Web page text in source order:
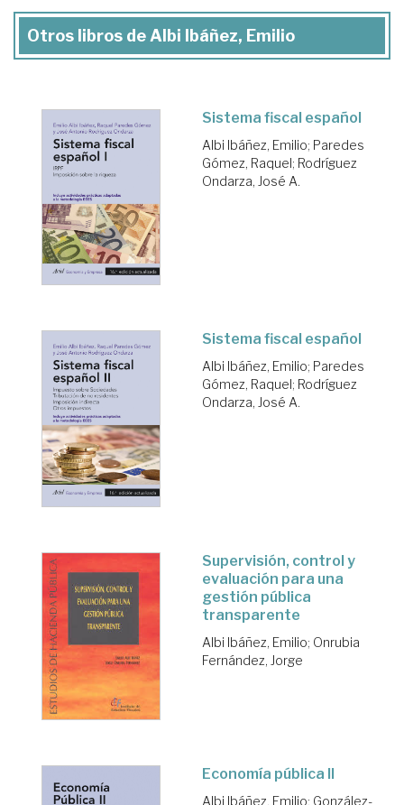
Otros libros de Albi Ibáñez, Emilio
Sistema fiscal español
Albi Ibáñez, Emilio; Paredes
Gómez, Raquel; Rodríguez
Ondarza, José A.
Sistema fiscal español
Albi Ibáñez, Emilio; Paredes
Gómez, Raquel; Rodríguez
Ondarza, José A.
Supervisión, control y
evaluación para una
gestión pública
transparente
Albi Ibáñez, Emilio; Onrubia
Fernández, Jorge
Economía pública II
Albi Ibáñez, Emilio; González-